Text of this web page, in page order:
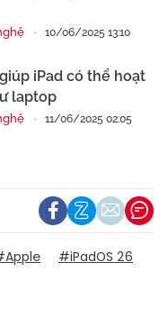
10/06/2025 13:10
iPad có thể hoạt
laptop
11/06/2025 02:05
#iPadOS 26